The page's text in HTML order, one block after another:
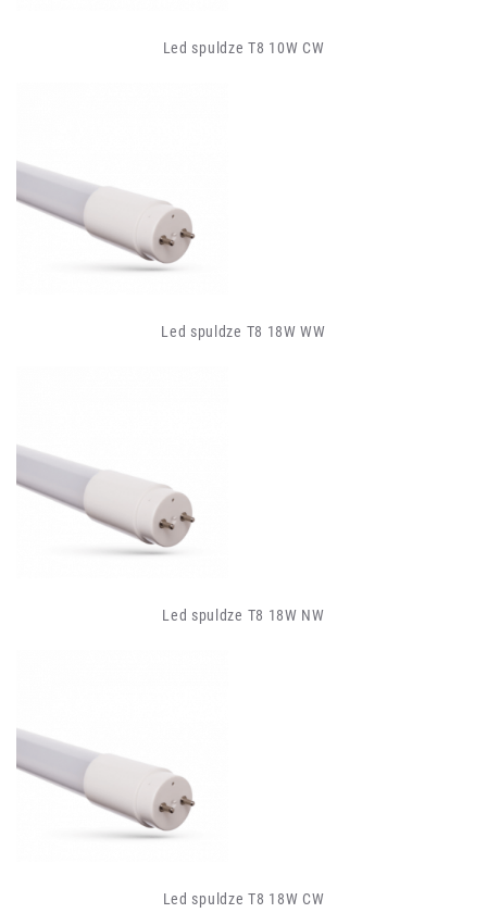
Led spuldze T8 10W CW
Led spuldze T8 18W WW
Led spuldze T8 18W NW
Led spuldze T8 18W CW